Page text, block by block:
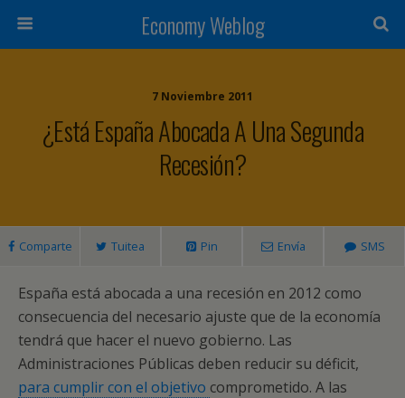
Economy Weblog
7 Noviembre 2011
¿Está España Abocada A Una Segunda
Recesión?
Comparte Tuitea Pin Envía SMS
España está abocada a una recesión en 2012 como
consecuencia del necesario ajuste que de la economía
tendrá que hacer el nuevo gobierno. Las
Administraciones Públicas deben reducir su déficit,
para cumplir con el objetivo comprometido. A las